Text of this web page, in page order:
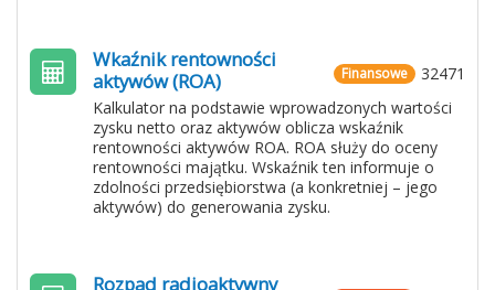
32471
Finansowe
Wkaźnik rentowności
aktywów (ROA)
Kalkulator na podstawie wprowadzonych wartości
zysku netto oraz aktywów oblicza wskaźnik
rentowności aktywów ROA. ROA służy do oceny
rentowności majątku. Wskaźnik ten informuje o
zdolności przedsiębiorstwa (a konkretniej – jego
aktywów) do generowania zysku.
Rozpad radioaktywny